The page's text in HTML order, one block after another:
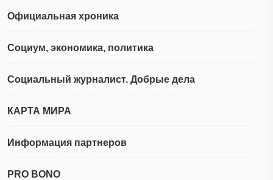
Официальная хроника
Социум, экономика, политика
Социальный журналист. Добрые дела
КАРТА МИРА
Информация партнеров
PRO BONO